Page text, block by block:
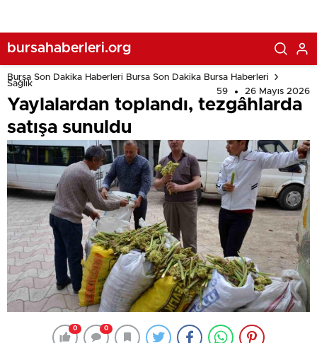
bursahaberleri.org
Bursa Son Dakika Haberleri Bursa Son Dakika Bursa Haberleri
Sağlık
59
26 Mayıs 2026
Yaylalardan toplandı, tezgâhlarda
satışa sunuldu
0 0